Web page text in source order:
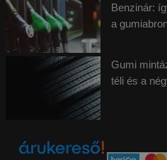
Benzinár:
a
Gumi
téli és a